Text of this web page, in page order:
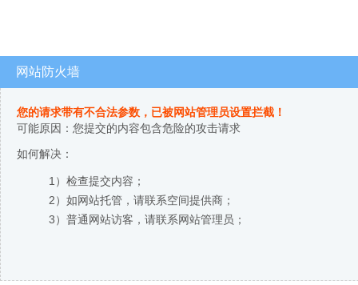
网站防火墙
您的请求带有不合法参数，已被网站管理员设置拦截！
可能原因：您提交的内容包含危险的攻击请求
如何解决：
1）检查提交内容；
2）如网站托管，请联系空间提供商；
3）普通网站访客，请联系网站管理员；